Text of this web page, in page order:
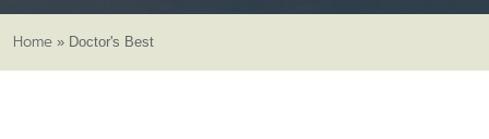
Home » Doctor's Best